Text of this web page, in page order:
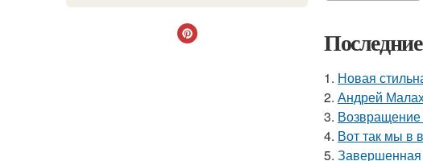
1. Новая
2. Андрей
3. Возвращение
4. Вот так мы в
5. Завершенная